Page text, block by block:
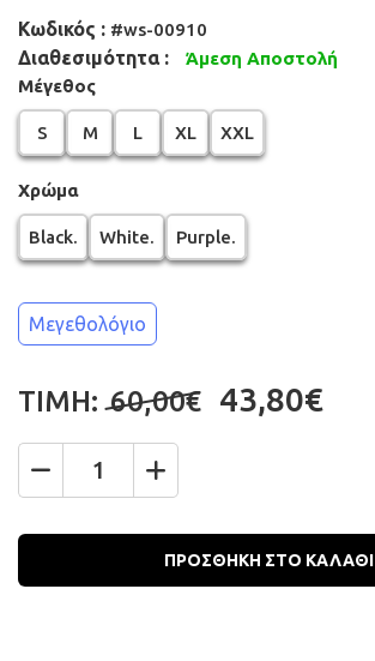
Κωδικός : #ws-00910
Διαθεσιμότητα :
Άμεση Αποστολή
Μέγεθος
S M L XL XXL
Χρώμα
Black. White. Purple.
Μεγεθολόγιο
ΤΙΜΗ: 60,00€ 43,80€
ΠΡΟΣΘΗΚΗ ΣΤΟ ΚΑΛΑΘΙ